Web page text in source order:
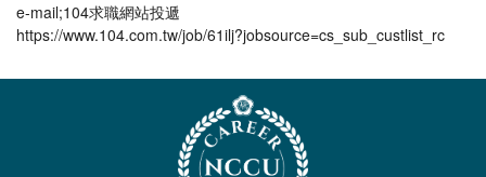
e-mail;104求職網站投遞
https://www.104.com.tw/job/61ilj?jobsource=cs_sub_custlist_rc